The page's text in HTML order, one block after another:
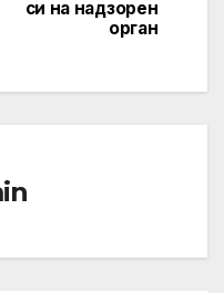
си на надзорен
орган